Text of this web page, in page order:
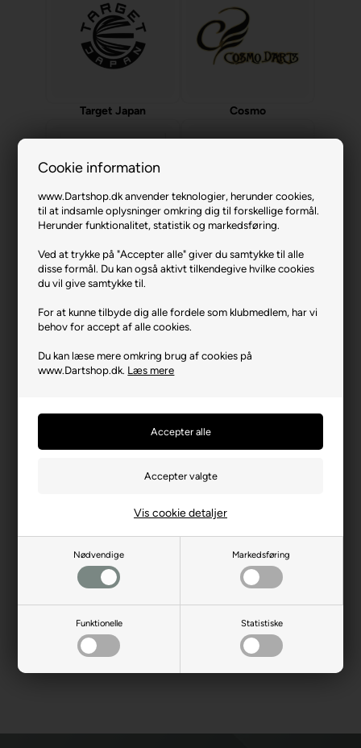
Cookie information
www.Dartshop.dk anvender teknologier, herunder cookies,
til at indsamle oplysninger omkring dig til forskellige formål.
Herunder funktionalitet, statistik og markedsføring.
Ved at trykke på "Accepter alle" giver du samtykke til alle
disse formål. Du kan også aktivt tilkendegive hvilke cookies
du vil give samtykke til.
For at kunne tilbyde dig alle fordele som klubmedlem, har vi
behov for accept af alle cookies.
Du kan læse mere omkring brug af cookies på
www.Dartshop.dk. Læs mere
Nødvendige Markedsføring
Funktionelle Statistiske
Vis cookie detaljer
Target Japan Cosmo
Robson Scolia
Dart brands hos Dartshop.dk
Hos Dartshop.dk finder du internationale og velrenommerede
Teamet bag Dartshop.dk er selv mangeårige dartentusiaster og
har igennem disse år fået stor personlig erfaring og deler gerne
samt på professionelt niveau. Du finder Danmarks største
udvalg af dartudstyr hos Dartshop og du får altid gode priser på
vores produkter. og du får Danmarks bedste kundeservice når
alle vores kunder, så de får dækket deres behov bedst muligt.
Som kunde er man mere end velkommen til at prøve sit nye
for at kaste med pilen, så du er sikret den rigtige pil kommer
med dit køb og dermed får det mest optimale ud af dine
dartoplevelser.
Du finder følgende dart brands på Dartshop.dk:
Target
One80 L-Style-Red Dragon
-Shot-Condor-Gran Darts-Cosmo-Robson-Scolia.